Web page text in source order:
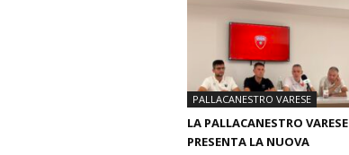
PALLACANESTRO VARESE
LA PALLACANESTRO VARESE
PRESENTA LA NUOVA